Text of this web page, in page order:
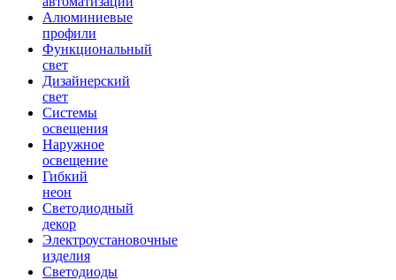
Алюминиевые
профили
Функциональный
свет
Дизайнерский
свет
Системы
освещения
Наружное
освещение
Гибкий
неон
Светодиодный
декор
Электроустановочные
изделия
Светодиоды